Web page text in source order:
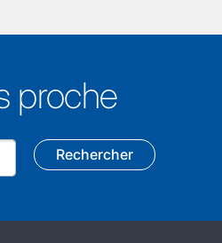
proche
Rechercher